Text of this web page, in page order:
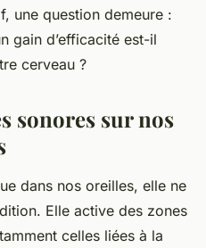
une question demeure :
gain d’efficacité est-il
cerveau ?
sonores sur nos
dans nos oreilles, elle ne
Elle active des zones
celles liées à la